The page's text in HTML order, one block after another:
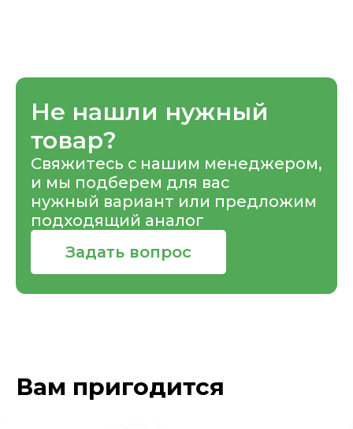
Не нашли нужный
товар?
Свяжитесь с нашим менеджером,
и мы подберем для вас
нужный вариант или предложим
подходящий аналог
Задать вопрос
Вам пригодится